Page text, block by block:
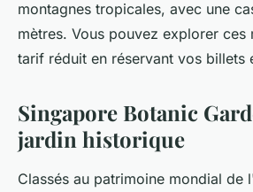
montagnes tropicales, avec une
mètres. Vous pouvez explorer ces
tarif réduit en réservant vos billets
Singapore Botanic
jardin historique
Classés au patrimoine mondial de